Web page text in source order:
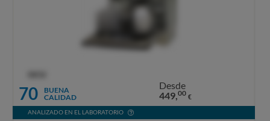
70
BUENA
CALIDAD
Desde
449,00 €
ANALIZADO EN EL LABORATORIO